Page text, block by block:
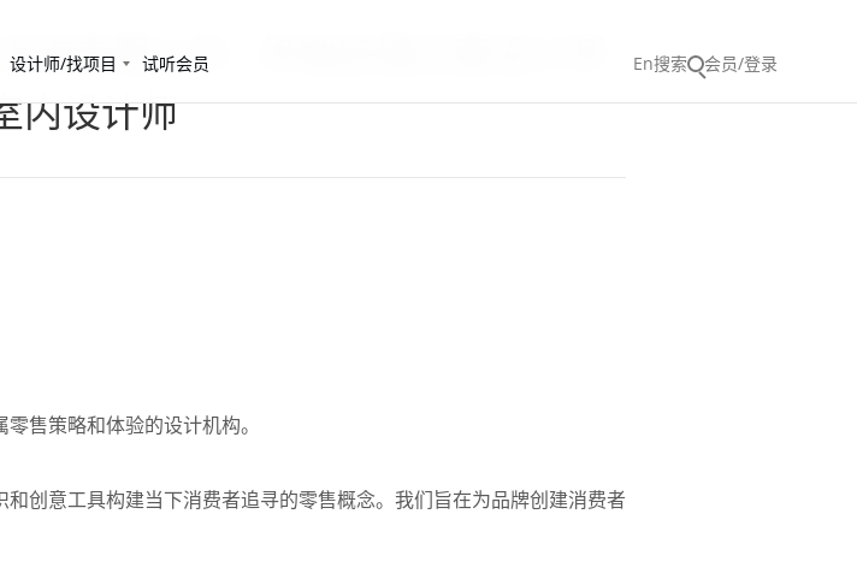
设计师/找项目 试听会员 En搜索 会员/登录
有限公司 - 终端店铺主案设计师
内设计师
售策略和体验的设计机构。
创意工具构建当下消费者追寻的零售概念。我们旨在为品牌创建消费者